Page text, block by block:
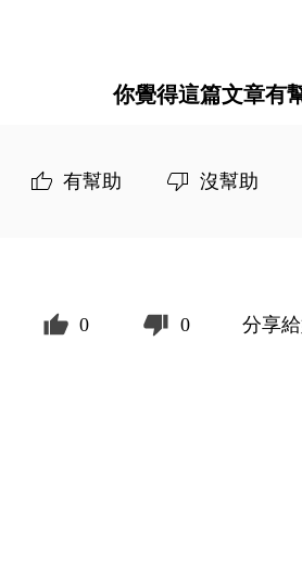
你覺得這篇文章有
有幫助 沒幫助
0 0 分享